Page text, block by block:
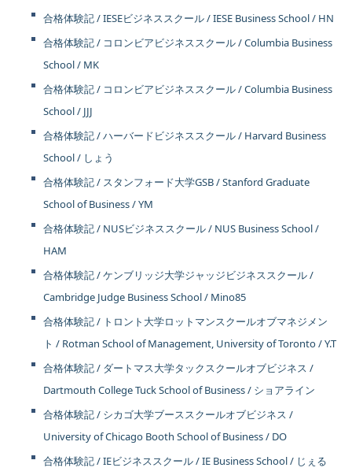
合格体験記 / IESEビジネススクール / IESE Business School / HN
合格体験記 / コロンビアビジネススクール / Columbia Business
School / MK
合格体験記 / コロンビアビジネススクール / Columbia Business
School / JJJ
合格体験記 / ハーバードビジネススクール / Harvard Business
School / しょう
合格体験記 / スタンフォード大学GSB / Stanford Graduate
School of Business / YM
合格体験記 / NUSビジネススクール / NUS Business School /
HAM
合格体験記 / ケンブリッジ大学ジャッジビジネススクール /
Cambridge Judge Business School / Mino85
合格体験記 / トロント大学ロットマンスクールオブマネジメン
ト / Rotman School of Management, University of Toronto / Y.T
合格体験記 / ダートマス大学タックスクールオブビジネス /
Dartmouth College Tuck School of Business / ショアライン
合格体験記 / シカゴ大学ブーススクールオブビジネス /
University of Chicago Booth School of Business / DO
合格体験記 / IEビジネススクール / IE Business School / じぇる